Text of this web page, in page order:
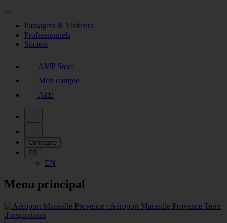
Passagers & Visiteurs
Professionnels
Société
AMP Store
Mon compte
Aide
Contraste
FR
EN
Menu principal